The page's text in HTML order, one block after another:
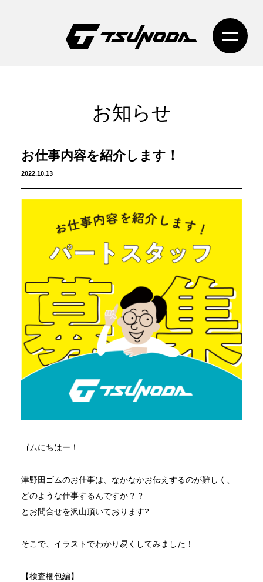
お知らせ
お仕事内容を紹介します！
2022.10.13
ゴムにちはー！
津野田ゴムのお仕事は、なかなかお伝えするのが難しく、
どのような仕事するんですか？？
とお問合せを沢山頂いております?
そこで、イラストでわかり易くしてみました！
【検査梱包編】